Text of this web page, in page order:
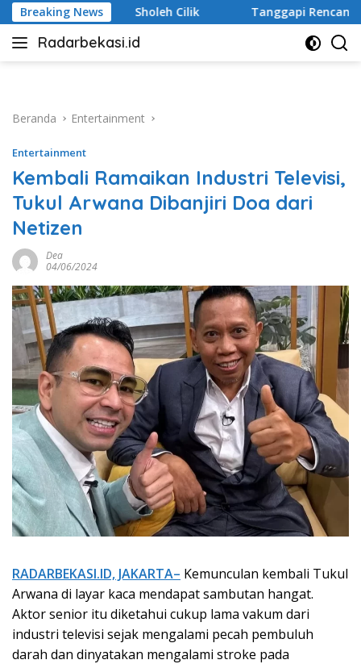
Langsung
ke
konten
Breaking NewsTanggapi Rencana Tugu Peringatan, Paguyuban
Radarbekasi.id
Berita
Beranda
Entertainment
Entertainment
Kembali Ramaikan Industri Televisi,
Tukul Arwana Dibanjiri Doa dari
Netizen
Dea
04/06/2024
RADARBEKASI.ID, JAKARTA– Kemunculan kembali Tukul
Arwana di layar kaca mendapat sambutan hangat.
Aktor senior itu diketahui cukup lama vakum dari
industri televisi sejak mengalami pecah pembuluh
darah dan dinyatakan mengalami stroke pada